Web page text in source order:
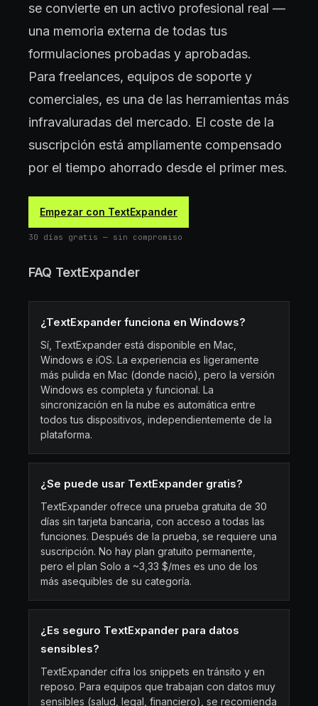
se convierte en un activo profesional real —
una memoria externa de todas tus
formulaciones probadas y aprobadas.
Para freelances, equipos de soporte y
comerciales, es una de las herramientas más
infravaluradas del mercado. El coste de la
suscripción está ampliamente compensado
por el tiempo ahorrado desde el primer mes.
Empezar con TextExpander
30 días gratis — sin compromiso
FAQ TextExpander
¿TextExpander funciona en Windows?
Sí, TextExpander está disponible en Mac,
Windows e iOS. La experiencia es ligeramente
más pulida en Mac (donde nació), pero la versión
Windows es completa y funcional. La
sincronización en la nube es automática entre
todos tus dispositivos, independientemente de la
plataforma.
¿Se puede usar TextExpander gratis?
TextExpander ofrece una prueba gratuita de 30
días sin tarjeta bancaria, con acceso a todas las
funciones. Después de la prueba, se requiere una
suscripción. No hay plan gratuito permanente,
pero el plan Solo a ~3,33 $/mes es uno de los
más asequibles de su categoría.
¿Es seguro TextExpander para datos
sensibles?
TextExpander cifra los snippets en tránsito y en
reposo. Para equipos que trabajan con datos muy
sensibles (salud, legal, financiero), se recomienda